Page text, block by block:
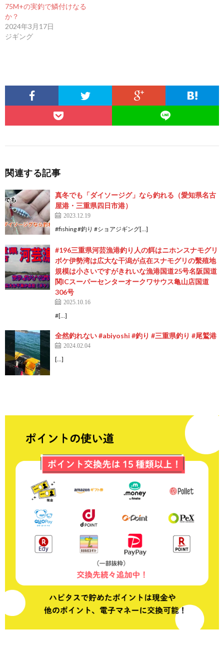
75M+の実釣で鱗付けなる
か？
2024年3月17日
ジギング
関連する記事
真冬でも「ダイソージグ」なら釣れる（愛知県名古
屋港・三重県四日市港）
2023.12.19
#fishing #釣り #ショアジギング[…]
#196三重県河芸漁港釣り人の餌はニホンスナモグリ
ボケ伊勢湾は広大な干潟が点在スナモグリの繫殖地
規模は小さいですがきれいな漁港国道25号名阪国道
関ICスーパーセンターオークワサウス亀山店国道
306号
2025.10.16
#[…]
全然釣れない #abiyoshi #釣り #三重県釣り #尾鷲港
2024.02.04
[…]